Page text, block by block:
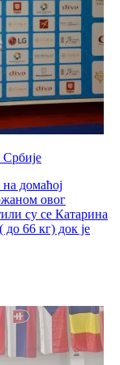
домаћој
овог
су се Катарина
66 кг) док је